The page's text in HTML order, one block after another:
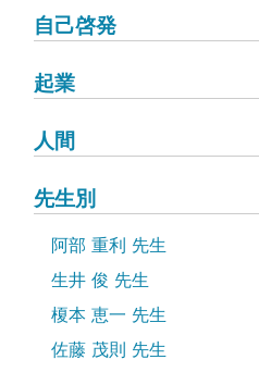
自己啓発
起業
人間
先生別
阿部 重利 先生
生井 俊 先生
榎本 恵一 先生
佐藤 茂則 先生